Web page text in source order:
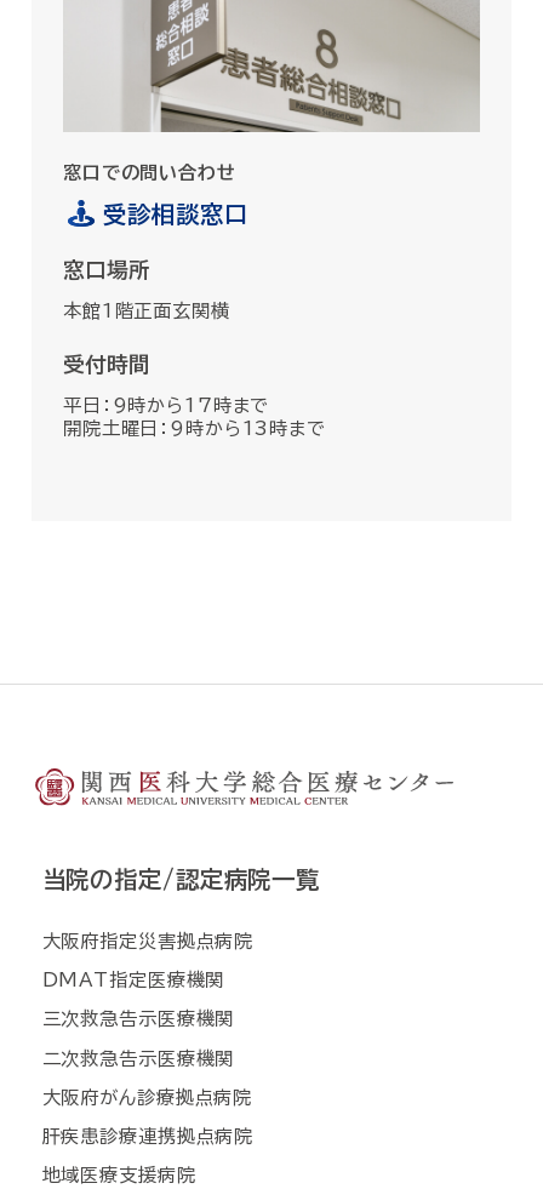
窓口での問い合わせ
受診相談窓口
窓口場所
本館1階正面玄関横
受付時間
平日：9時から17時まで
開院土曜日：9時から13時まで
当院の指定/認定病院一覧
大阪府指定災害拠点病院
DMAT指定医療機関
三次救急告示医療機関
二次救急告示医療機関
大阪府がん診療拠点病院
肝疾患診療連携拠点病院
地域医療支援病院